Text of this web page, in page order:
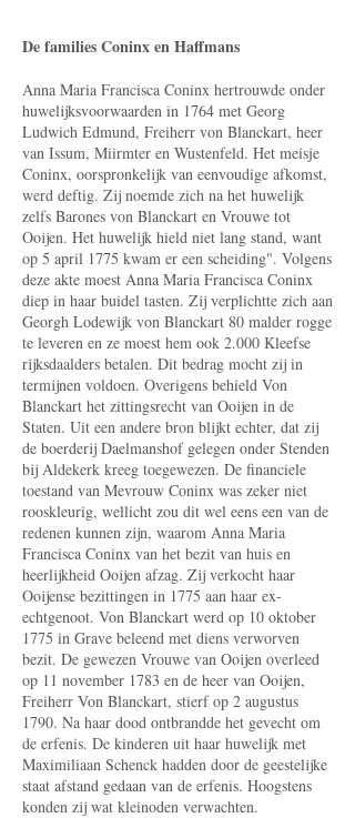
De families Coninx en Haffmans
Anna Maria Francisca Coninx hertrouwde onder
huwelijksvoorwaarden in 1764 met Georg
Ludwich Edmund, Freiherr von Blanckart, heer
van Issum, Miirmter en Wustenfeld. Het meisje
Coninx, oorspronkelijk van eenvoudige afkomst,
werd deftig. Zij noemde zich na het huwelijk
zelfs Barones von Blanckart en Vrouwe tot
Ooijen. Het huwelijk hield niet lang stand, want
op 5 april 1775 kwam er een scheiding". Volgens
deze akte moest Anna Maria Francisca Coninx
diep in haar buidel tasten. Zij verplichtte zich aan
Georgh Lodewijk von Blanckart 80 malder rogge
te leveren en ze moest hem ook 2.000 Kleefse
rijksdaalders betalen. Dit bedrag mocht zij in
termijnen voldoen. Overigens behield Von
Blanckart het zittingsrecht van Ooijen in de
Staten. Uit een andere bron blijkt echter, dat zij
de boerderij Daelmanshof gelegen onder Stenden
bij Aldekerk kreeg toegewezen. De financiele
toestand van Mevrouw Coninx was zeker niet
rooskleurig, wellicht zou dit wel eens een van de
redenen kunnen zijn, waarom Anna Maria
Francisca Coninx van het bezit van huis en
heerlijkheid Ooijen afzag. Zij verkocht haar
Ooijense bezittingen in 1775 aan haar ex-
echtgenoot. Von Blanckart werd op 10 oktober
1775 in Grave beleend met diens verworven
bezit. De gewezen Vrouwe van Ooijen overleed
op 11 november 1783 en de heer van Ooijen,
Freiherr Von Blanckart, stierf op 2 augustus
1790. Na haar dood ontbrandde het gevecht om
de erfenis. De kinderen uit haar huwelijk met
Maximiliaan Schenck hadden door de geestelijke
staat afstand gedaan van de erfenis. Hoogstens
konden zij wat kleinoden verwachten.